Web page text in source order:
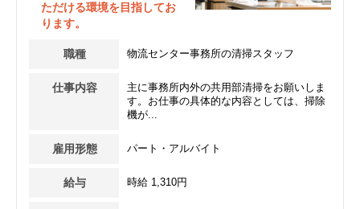
ただける環境を目指してお
ります。
職種 物流センター事務所の清掃スタッフ
仕事内容
主に事務所内外の共用部清掃をお願いしま
す。お仕事の具体的な内容としては、掃除
機が...
雇用形態 パート・アルバイト
給与 時給 1,310円